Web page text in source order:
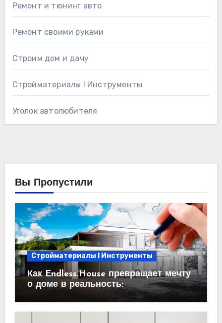
Ремонт и тюнинг авто
Ремонт своими руками
Строим дом и дачу
Стройматериалы l Инструменты
Уголок автолюбителя
Вы Пропустили
Стройматериалы l Инструменты
Как Endless.House превращает мечту
о доме в реальность:
проектирование под ключ